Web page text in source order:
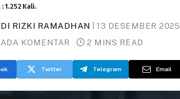
1.252 Kali.
RIZKI RAMADHAN 13 DESEMBER 2025
KOMENTAR
2 MINS READ
Twitter Telegram Email